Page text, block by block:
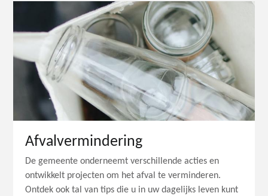
Afvalvermindering
De gemeente onderneemt verschillende acties en
ontwikkelt projecten om het afval te verminderen.
Ontdek ook tal van tips die u in uw dagelijks leven kunt